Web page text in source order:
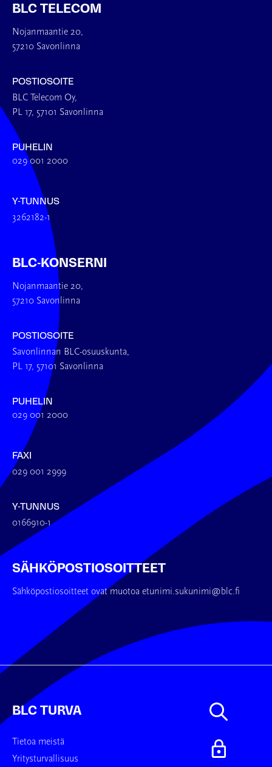
BLC TELECOM
Nojanmaantie 20,
57210 Savonlinna
POSTIOSOITE
BLC Telecom Oy,
PL 17, 57101 Savonlinna
PUHELIN
029 001 2000
Y-TUNNUS
3262182-1
BLC-KONSERNI
Nojanmaantie 20,
57210 Savonlinna
POSTIOSOITE
Savonlinnan BLC-osuuskunta,
PL 17, 57101 Savonlinna
PUHELIN
029 001 2000
FAXI
029 001 2999
Y-TUNNUS
0166910-1
SÄHKÖPOSTIOSOITTEET
Sähköpostiosoitteet ovat muotoa etunimi.sukunimi@blc.fi
BLC TURVA
Tietoa meistä
Yritysturvallisuus